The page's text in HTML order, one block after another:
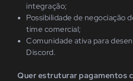
integração;
Possibilidade de negociação
time comercial;
Comunidade ativa para
Discord.
Quer estruturar pagamentos